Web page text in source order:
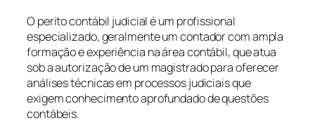
O perito contábil judicial é um profissional
especializado, geralmente um contador com ampla
formação e experiência na área contábil, que atua
sob a autorização de um magistrado para oferecer
análises técnicas em processos judiciais que
exigem conhecimento aprofundado de questões
contábeis.